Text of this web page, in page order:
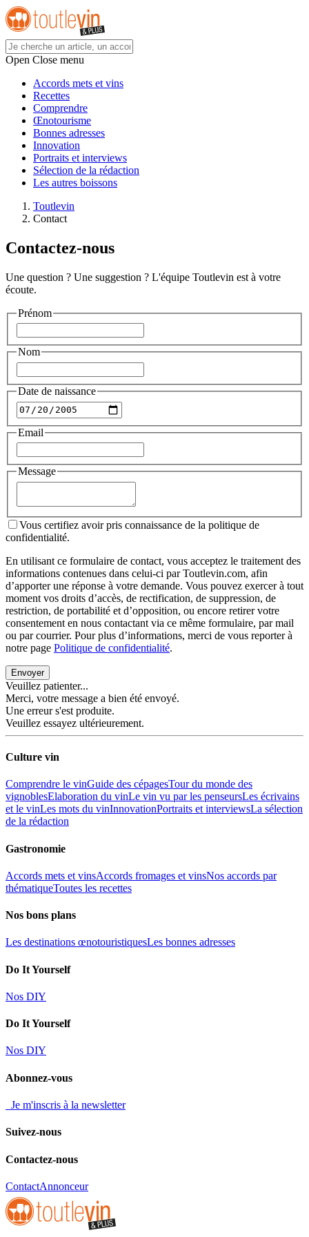
Open Close menu
Accords mets et vins
Recettes
Comprendre
Œnotourisme
Bonnes adresses
Innovation
Portraits et interviews
Sélection de la rédaction
Les autres boissons
Toutlevin
Contact
Contactez-nous
Une question ? Une suggestion ? L'équipe Toutlevin est à votre
écoute.
Prénom
Nom
Date de naissance
Email
Message
Vous certifiez avoir pris connaissance de la politique de
confidentialité.
En utilisant ce formulaire de contact, vous acceptez le traitement des
informations contenues dans celui-ci par Toutlevin.com, afin
d’apporter une réponse à votre demande. Vous pouvez exercer à tout
moment vos droits d’accès, de rectification, de suppression, de
restriction, de portabilité et d’opposition, ou encore retirer votre
consentement en nous contactant via ce même formulaire, par mail
ou par courrier. Pour plus d’informations, merci de vous reporter à
notre page Politique de confidentialité.
Envoyer
Veuillez patienter...
Merci, votre message a bien été envoyé.
Une erreur s'est produite.
Veuillez essayez ultérieurement.
Culture vin
Comprendre le vinGuide des cépagesTour du monde des
vignoblesElaboration du vinLe vin vu par les penseursLes écrivains
et le vinLes mots du vinInnovationPortraits et interviewsLa sélection
de la rédaction
Gastronomie
Accords mets et vinsAccords fromages et vinsNos accords par
thématiqueToutes les recettes
Nos bons plans
Les destinations œnotouristiquesLes bonnes adresses
Do It Yourself
Nos DIY
Do It Yourself
Nos DIY
Abonnez-vous
Je m'inscris à la newsletter
Suivez-nous
Contactez-nous
ContactAnnonceur